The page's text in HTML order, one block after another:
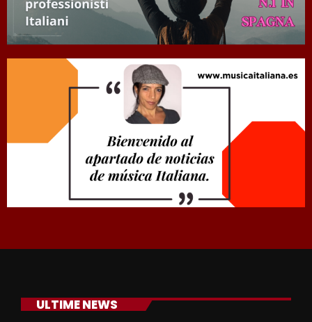
ULTIME NEWS